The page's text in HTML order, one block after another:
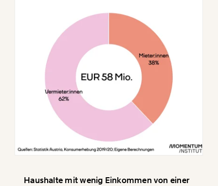
Haushalte mit wenig Einkommen von einer